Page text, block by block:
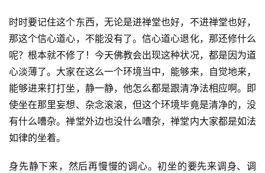
时时要记住这个东西，无论是进禅堂也好，不进禅堂也好，
那这个信心道心，不能没有了。信心道心退化，那还修什么
呢？根本就不修了！今天佛教会出现这种状况，都是因为道
心淡薄了。大家在这么一个环境当中，能够来，自觉地来，
能够进来打打坐，静一静，他怎么都是跟清净法相应啊。即
使坐在那里妄想、杂念滚滚，但这个环境毕竟是清净的，没
有什么嘈杂。禅堂外边也没什么嘈杂，禅堂内大家都是如法
如律的坐着。
身先静下来，然后再慢慢的调心。初坐的要先来调身、调